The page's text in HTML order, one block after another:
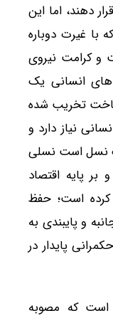
دهند، اما این
با غیرت دوباره
و کرامت نیروی
انسانی یک
تخریب شده
نیاز دارد و
نسل است نسلی
پایه اقتصاد
کرده است؛ حفظ
و پایبندی به
پایدار در
است که مصوبه